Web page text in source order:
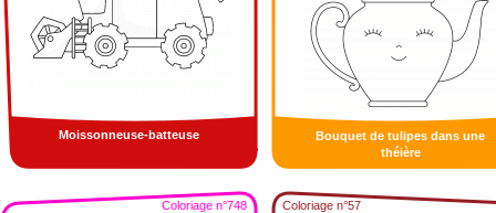
Moissonneuse-batteuse
Bouquet de tulipes dans une
théière
Coloriage n°748 Coloriage n°57